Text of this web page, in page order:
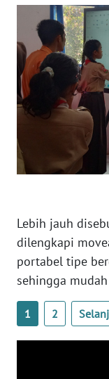
Lebih jauh
dilengkapi
portabel tipe
sehingga
1 2
SUMBAR
WN
SUMSEL
WN
WN
WN
JATENG
WN
NUSANTARA
WN
JOGJA